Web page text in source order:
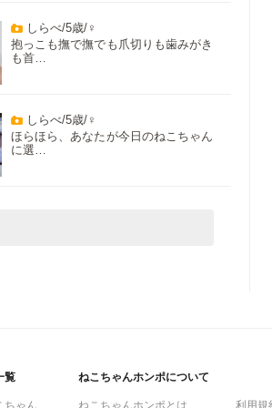
しらべ/5歳/♀
抱っこも撫で撫でも爪切りも歯みがき
も首…
しらべ/5歳/♀
ほらほら、あなたが今日のねこちゃん
に選…
覧
ちゃん
ねこちゃんホンポについて
ねこちゃんホンポとは 利用規